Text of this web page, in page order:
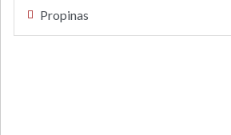
Propinas